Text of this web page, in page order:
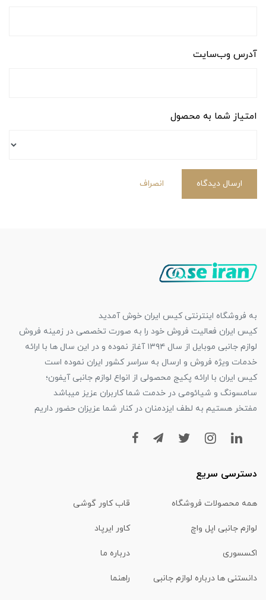
آدرس وب‌سایت
امتیاز شما به محصول
ارسال دیدگاه انصراف
به فروشگاه اینترنتی کیس ایران خوش آمدید
کیس ایران فعالیت فروش خود را به صورت تخصصی در زمینه فروش
لوازم جانبی موبایل از سال ۱۳۹۴ آغاز نموده و در این سال ها با ارائه
خدمات ویژه فروش و ارسال به سراسر کشور ایران نموده است
کیس ایران با ارائه پکیج محصولی از انواع لوازم جانبی آیفون؛
سامسونگ و شیائومی در خدمت شما کاربران عزیز میباشد
مفتخر هستیم به لطف ایزدمنان در کنار شما عزیزان حضور داریم
دسترسی سریع
همه محصولات فروشگاه قاب کاور گوشی
لوازم جانبی اپل واچ کاور ایرپاد
اکسسوری درباره ما
دانستنی ها درباره لوازم جانبی راهنما